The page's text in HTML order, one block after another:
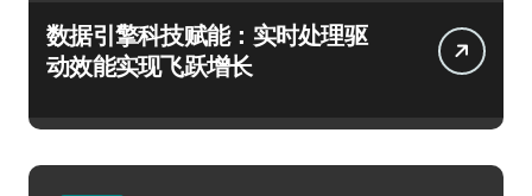
数据引擎科技赋能：实时处理驱
动效能实现飞跃增长